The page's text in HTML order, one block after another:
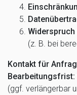
Widerspruch
(z. B. bei
Kontakt für
Bearbeitungsfrist:
(ggf. verlängerbar